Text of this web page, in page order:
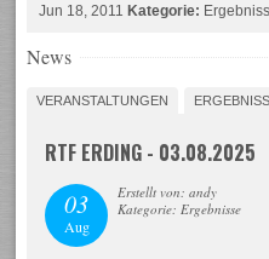
Jun 18, 2011Kategorie:
News
VERANSTALTUNGEN
RTF ERDING - 03.08.2025
03
Aug
Erstellt von: andy
Kategorie: Ergebnisse